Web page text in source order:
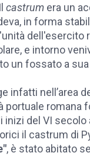
castrum era un
in forma
dell'esercito
e intorno
un fossato a
infatti nell’area
portuale romana
inizi del VI secolo
il castrum di
, è stato abitato